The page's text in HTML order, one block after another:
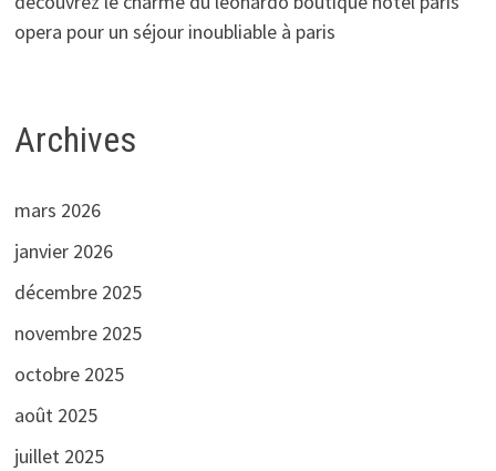
opera pour un séjour inoubliable à paris
Archives
mars 2026
janvier 2026
décembre 2025
novembre 2025
octobre 2025
août 2025
juillet 2025